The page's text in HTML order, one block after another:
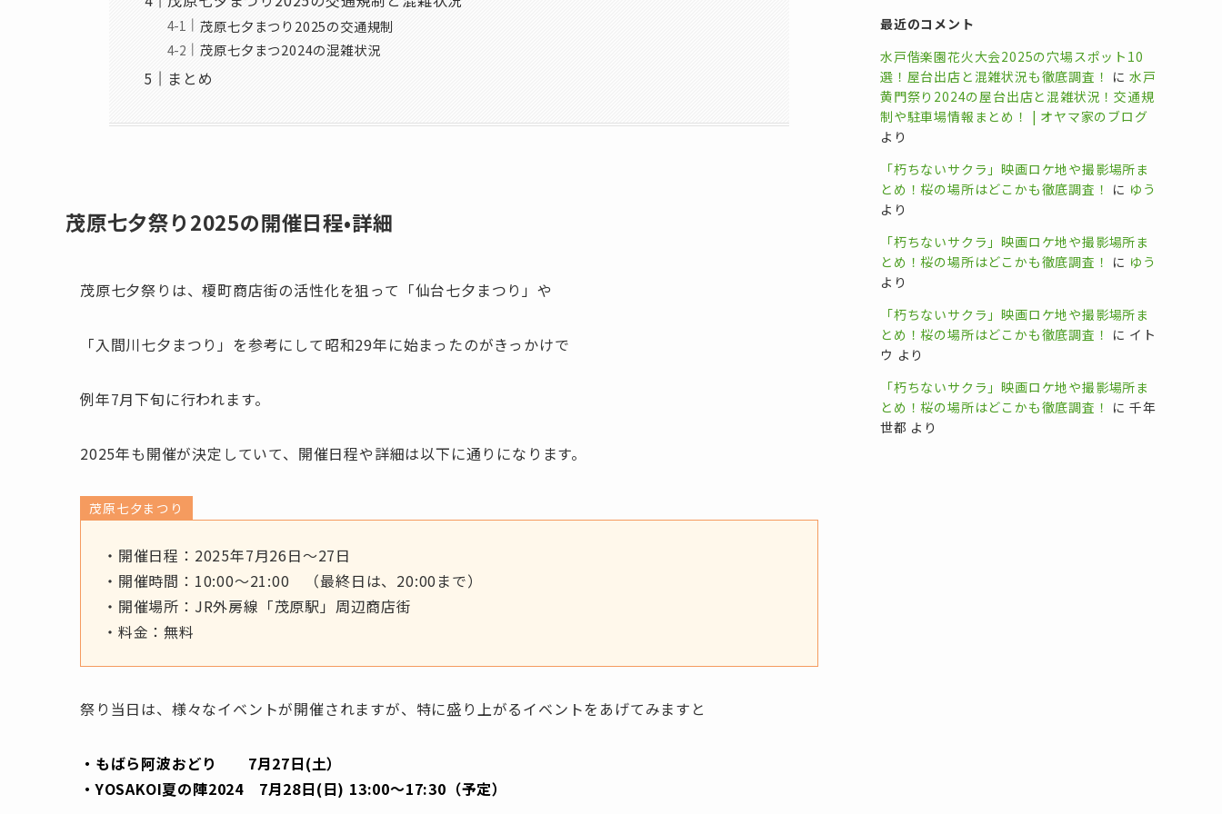
茂原七夕まつり2025の交通規制
茂原七夕まつ2024の混雑状況
まとめ
茂原七夕祭り2025の開催日程•詳細
茂原七夕祭りは、榎町商店街の活性化を狙って「仙台七夕まつり」や
「入間川七夕まつり」を参考にして昭和29年に始まったのがきっかけで
例年7月下旬に行われます。
2025年も開催が決定していて、開催日程や詳細は以下に通りになります。
茂原七夕まつり
・開催日程：2025年7月26日〜27日
・開催時間：10:00〜21:00 （最終日は、20:00まで）
・開催場所：JR外房線「茂原駅」周辺商店街
・料金：無料
祭り当日は、様々なイベントが開催されますが、特に盛り上がるイベントをあげてみますと
・もばら阿波おどり 7月27日(土）
・YOSAKOI夏の陣2024 7月28日(日) 13:00〜17:30（予定）
最近のコメント
水戸偕楽園花火大会2025の穴場スポット10
選！屋台出店と混雑状況も徹底調査！ に水戸
黄門祭り2024の屋台出店と混雑状況！交通規
制や駐車場情報まとめ！ | オヤマ家のブログ
より
「朽ちないサクラ」映画ロケ地や撮影場所ま
とめ！桜の場所はどこかも徹底調査！ に ゆう
より
「朽ちないサクラ」映画ロケ地や撮影場所ま
とめ！桜の場所はどこかも徹底調査！ に ゆう
より
「朽ちないサクラ」映画ロケ地や撮影場所ま
とめ！桜の場所はどこかも徹底調査！ に イト
ウ より
「朽ちないサクラ」映画ロケ地や撮影場所ま
とめ！桜の場所はどこかも徹底調査！ に千年
世都 より